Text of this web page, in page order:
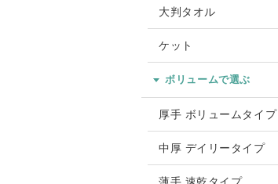
大判タオル
ケット
ボリュームで選ぶ
厚手 ボリュームタイプ
中厚 デイリータイプ